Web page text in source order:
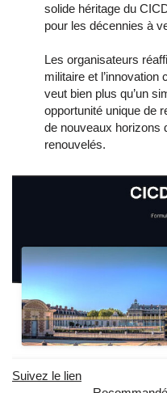
solide héritage du
pour les décennies à
Les organisateurs
militaire et
veut bien plus qu’un
opportunité unique de
de nouveaux horizons
renouvelés.
Suivez le lien